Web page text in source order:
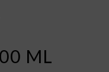
ML